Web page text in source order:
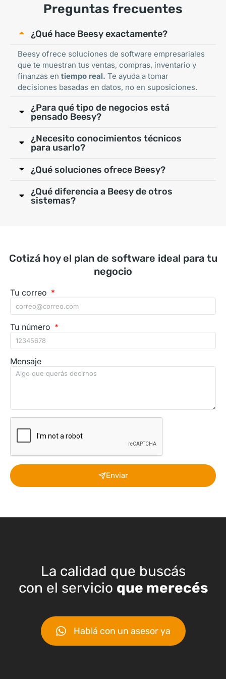
Preguntas frecuentes
¿Qué hace Beesy exactamente?
Beesy ofrece soluciones de software empresariales
que te muestran tus ventas, compras, inventario y
finanzas en tiempo real. Te ayuda a tomar
decisiones basadas en datos, no en suposiciones.
¿Para qué tipo de negocios está
pensado Beesy?
¿Necesito conocimientos técnicos
para usarlo?
¿Qué soluciones ofrece Beesy?
¿Qué diferencia a Beesy de otros
sistemas?
Cotizá hoy el plan de software ideal para tu
negocio
Tu correo
Tu número
Mensaje
Enviar
La calidad que buscás
con el servicio que merecés
Hablá con un asesor ya